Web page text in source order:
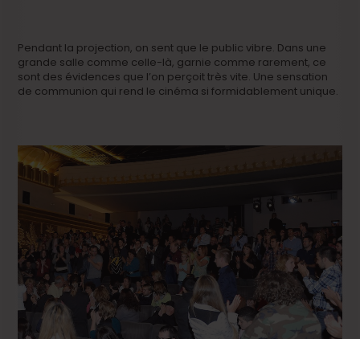
Pendant la projection, on sent que le public vibre. Dans une
grande salle comme celle-là, garnie comme rarement, ce
sont des évidences que l’on perçoit très vite. Une sensation
de communion qui rend le cinéma si formidablement unique.